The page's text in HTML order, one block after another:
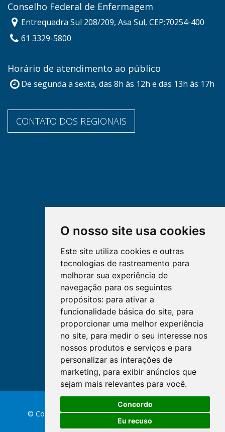
O nosso site usa cookies
Este site utiliza cookies e outras
tecnologias de rastreamento para
melhorar sua experiência de
navegação para os seguintes
propósitos: para ativar a
funcionalidade básica do site, para
proporcionar uma melhor experiência
no site, para medir o seu interesse nos
nossos produtos e serviços e para
personalizar as interações de
marketing, para exibir anúncios que
sejam mais relevantes para você.
Concordo
Eu recuso
Conselho Federal de Enfermagem
Entrequadra Sul 208/209, Asa Sul, CEP:70254-400
61 3329-5800
Horário de atendimento ao público
De segunda a sexta, das 8h às 12h e das 13h às 17h
CONTATO DOS REGIONAIS
© Copyright 2026 Conselho Federal de Enfermagem